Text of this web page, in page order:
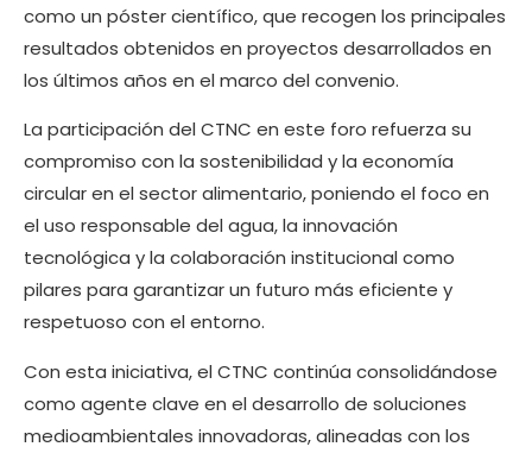
como un póster científico, que recogen los principales
resultados obtenidos en proyectos desarrollados en
los últimos años en el marco del convenio.
La participación del CTNC en este foro refuerza su
compromiso con la sostenibilidad y la economía
circular en el sector alimentario, poniendo el foco en
el uso responsable del agua, la innovación
tecnológica y la colaboración institucional como
pilares para garantizar un futuro más eficiente y
respetuoso con el entorno.
Con esta iniciativa, el CTNC continúa consolidándose
como agente clave en el desarrollo de soluciones
medioambientales innovadoras, alineadas con los